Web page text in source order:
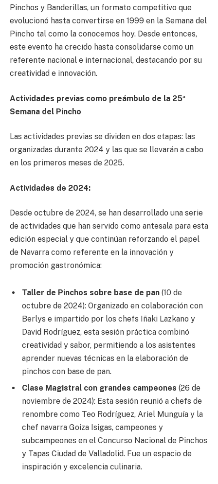
Pinchos y Banderillas, un formato competitivo que
evolucionó hasta convertirse en 1999 en la Semana del
Pincho tal como la conocemos hoy. Desde entonces,
este evento ha crecido hasta consolidarse como un
referente nacional e internacional, destacando por su
creatividad e innovación.
Actividades previas como preámbulo de la 25ª
Semana del Pincho
Las actividades previas se dividen en dos etapas: las
organizadas durante 2024 y las que se llevarán a cabo
en los primeros meses de 2025.
Actividades de 2024:
Desde octubre de 2024, se han desarrollado una serie
de actividades que han servido como antesala para esta
edición especial y que continúan reforzando el papel
de Navarra como referente en la innovación y
promoción gastronómica:
Taller de Pinchos sobre base de pan (10 de
octubre de 2024): Organizado en colaboración con
Berlys e impartido por los chefs Iñaki Lazkano y
David Rodríguez, esta sesión práctica combinó
creatividad y sabor, permitiendo a los asistentes
aprender nuevas técnicas en la elaboración de
pinchos con base de pan.
Clase Magistral con grandes campeones (26 de
noviembre de 2024): Esta sesión reunió a chefs de
renombre como Teo Rodríguez, Ariel Munguía y la
chef navarra Goiza Isigas, campeones y
subcampeones en el Concurso Nacional de Pinchos
y Tapas Ciudad de Valladolid. Fue un espacio de
inspiración y excelencia culinaria.